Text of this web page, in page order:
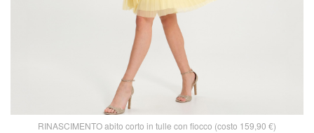
RINASCIMENTO abito corto in tulle con fiocco (costo 159,90 €)